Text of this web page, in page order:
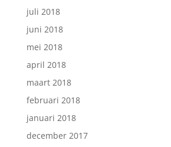
juli 2018
juni 2018
mei 2018
april 2018
maart 2018
februari 2018
januari 2018
december 2017